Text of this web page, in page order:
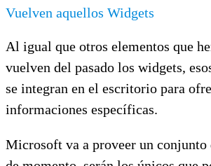
Vuelven aquellos Widgets
Al igual que otros elementos que
vuelven del pasado los widgets,
se integran en el escritorio para
informaciones específicas.
Microsoft va a proveer un conjunto